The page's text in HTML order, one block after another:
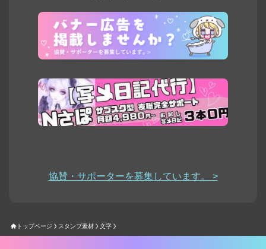
協賛・サポーターを募集しています。 >
トップページ スタンプ素材 文字